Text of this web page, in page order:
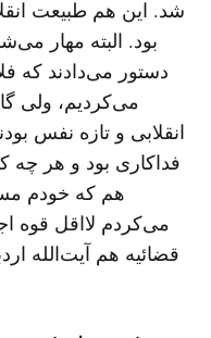
شد. این هم طبیعت
بود. البته مهار
دستور می‌دادند که
می‌کردیم، ولی
انقلابی و تازه نفس
فداکاری بود و هر چه
هم که خودم
می‌کردم لااقل قوه
قضائیه هم آیت‌الله